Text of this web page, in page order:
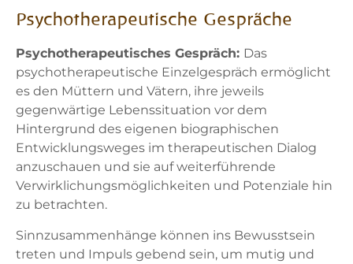
Psychotherapeutische Gespräche
Psychotherapeutisches Gespräch: Das
psychotherapeutische Einzelgespräch ermöglicht
es den Müttern und Vätern, ihre jeweils
gegenwärtige Lebenssituation vor dem
Hintergrund des eigenen biographischen
Entwicklungsweges im therapeutischen Dialog
anzuschauen und sie auf weiterführende
Verwirklichungsmöglichkeiten und Potenziale hin
zu betrachten.
Sinnzusammenhänge können ins Bewusstsein
treten und Impuls gebend sein, um mutig und